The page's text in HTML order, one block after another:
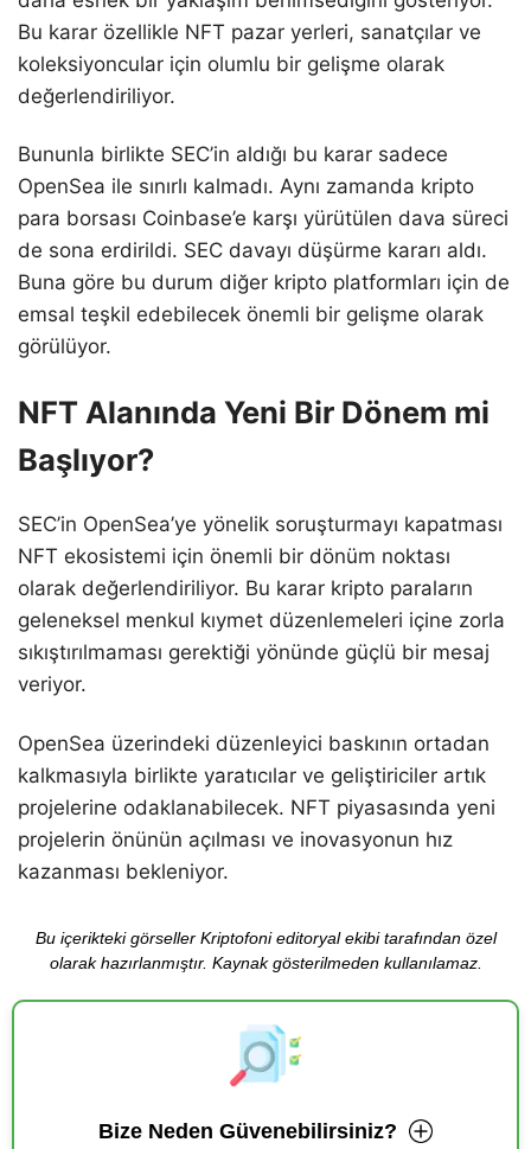
Bu karar özellikle NFT pazar yerleri, sanatçılar ve
koleksiyoncular için olumlu bir gelişme olarak
değerlendiriliyor.
Bununla birlikte SEC’in aldığı bu karar sadece
OpenSea ile sınırlı kalmadı. Aynı zamanda kripto
para borsası Coinbase’e karşı yürütülen dava süreci
de sona erdirildi. SEC davayı düşürme kararı aldı.
Buna göre bu durum diğer kripto platformları için de
emsal teşkil edebilecek önemli bir gelişme olarak
görülüyor.
NFT Alanında Yeni Bir Dönem mi
Başlıyor?
SEC’in OpenSea’ye yönelik soruşturmayı kapatması
NFT ekosistemi için önemli bir dönüm noktası
olarak değerlendiriliyor. Bu karar kripto paraların
geleneksel menkul kıymet düzenlemeleri içine zorla
sıkıştırılmaması gerektiği yönünde güçlü bir mesaj
veriyor.
OpenSea üzerindeki düzenleyici baskının ortadan
kalkmasıyla birlikte yaratıcılar ve geliştiriciler artık
projelerine odaklanabilecek. NFT piyasasında yeni
projelerin önünün açılması ve inovasyonun hız
kazanması bekleniyor.
Bu içerikteki görseller Kriptofoni editoryal ekibi tarafından özel
olarak hazırlanmıştır. Kaynak gösterilmeden kullanılamaz.
Bize Neden Güvenebilirsiniz?